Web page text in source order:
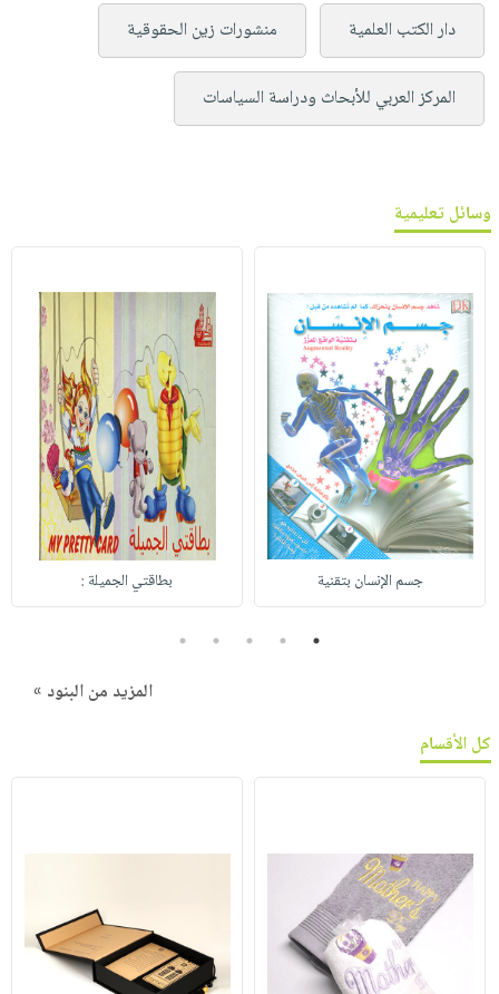
دار الكتب العلمية منشورات زين الحقوقية
المركز العربي للأبحاث ودراسة السياسات
وسائل تعليمية
جسم الإنسان بتقنية بطاقتي الجميلة :
1
2
3
4
5
المزيد من البنود »
كل الأقسام